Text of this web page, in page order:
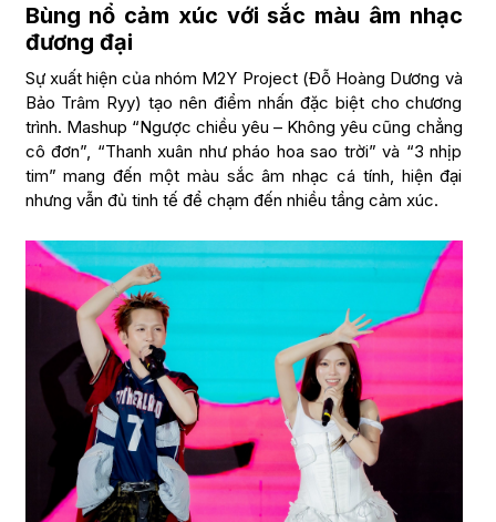
Bùng nổ cảm xúc với sắc màu âm nhạc
đương đại
Sự xuất hiện của nhóm M2Y Project (Đỗ Hoàng Dương và
Bảo Trâm Ryy) tạo nên điểm nhấn đặc biệt cho chương
trình. Mashup “Ngược chiều yêu – Không yêu cũng chẳng
cô đơn”, “Thanh xuân như pháo hoa sao trời” và “3 nhịp
tim” mang đến một màu sắc âm nhạc cá tính, hiện đại
nhưng vẫn đủ tinh tế để chạm đến nhiều tầng cảm xúc.